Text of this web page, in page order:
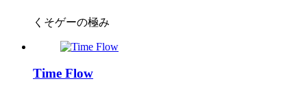
くそゲーの極み
Time Flow